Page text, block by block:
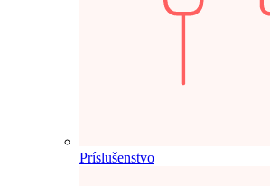
Príslušenstvo